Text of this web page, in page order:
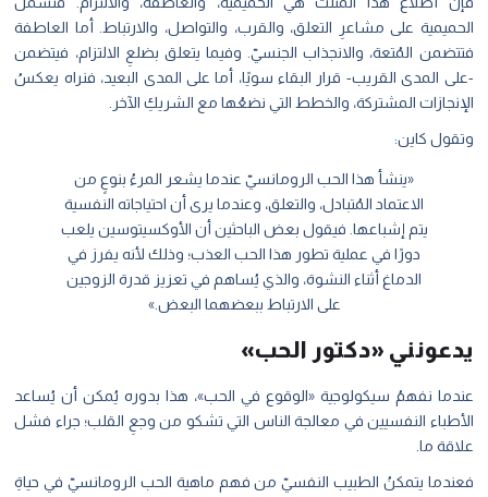
الحميمية على مشاعرِ التعلق، والقرب، والتواصل، والارتباط. أما العاطفة
فتتضمن المُتعة، والانجذاب الجنسيّ. وفيما يتعلق بضلعِ الالتزام، فيتضمن
-على المدى القريب- قرار البقاء سويًا، أما على المدى البعيد، فنراه يعكسُ
الإنجازات المشتركة، والخطط التي نضعُها مع الشريكِ الآخر.
وتقول كاين:
«ينشأ هذا الحب الرومانسيّ عندما يشعر المرءُ بنوعٍ من
الاعتماد المُتبادل، والتعلق، وعندما يرى أن احتياجاته النفسية
يتم إشباعها. فيقول بعض الباحثين أن الأوكسيتوسين يلعب
دورًا في عملية تطور هذا الحب العذب؛ وذلك لأنه يفرز في
الدماغ أثناء النشوة، والذي يُساهم في تعزيز قدرة الزوجين
على الارتباط ببعضهما البعض.»
يدعونني «دكتور الحب»
عندما نفهمُ سيكولوجية «الوقوع في الحب»، هذا بدوره يُمكن أن يُساعد
الأطباء النفسيين في معالجة الناس التي تشكو من وجعِ القلب؛ جراء فشل
علاقة ما.
فعندما يتمكنُ الطبيب النفسيّ من فهم ماهية الحب الرومانسيّ في حياةِ